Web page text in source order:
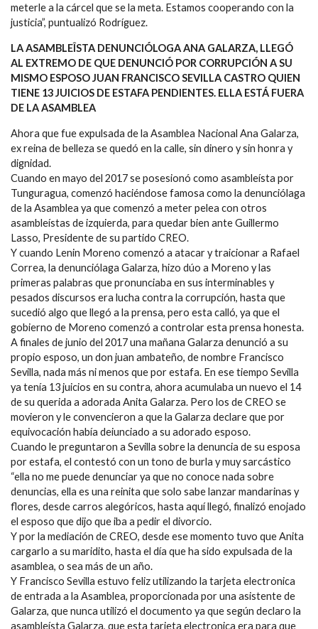
meterle a la cárcel que se la meta. Estamos cooperando con la
justicia”, puntualizó Rodríguez.
LA ASAMBLEÎSTA DENUNCIÓLOGA ANA GALARZA, LLEGÓ
AL EXTREMO DE QUE DENUNCIÓ POR CORRUPCIÓN A SU
MISMO ESPOSO JUAN FRANCISCO SEVILLA CASTRO QUIEN
TIENE 13 JUICIOS DE ESTAFA PENDIENTES. ELLA ESTÁ FUERA
DE LA ASAMBLEA
Ahora que fue expulsada de la Asamblea Nacional Ana Galarza,
ex reina de belleza se quedó en la calle, sin dinero y sin honra y
dignidad.
Cuando en mayo del 2017 se posesionó como asambleísta por
Tunguragua, comenzó haciéndose famosa como la denunciólaga
de la Asamblea ya que comenzó a meter pelea con otros
asambleístas de izquierda, para quedar bien ante Guillermo
Lasso, Presidente de su partido CREO.
Y cuando Lenin Moreno comenzó a atacar y traicionar a Rafael
Correa, la denunciólaga Galarza, hizo dúo a Moreno y las
primeras palabras que pronunciaba en sus interminables y
pesados discursos era lucha contra la corrupción, hasta que
sucedió algo que llegó a la prensa, pero esta calló, ya que el
gobierno de Moreno comenzó a controlar esta prensa honesta.
A finales de junio del 2017 una mañana Galarza denunció a su
propio esposo, un don juan ambateño, de nombre Francisco
Sevilla, nada más ni menos que por estafa. En ese tiempo Sevilla
ya tenía 13 juicios en su contra, ahora acumulaba un nuevo el 14
de su querida a adorada Anita Galarza. Pero los de CREO se
movieron y le convencieron a que la Galarza declare que por
equivocación había deiunciado a su adorado esposo.
Cuando le preguntaron a Sevilla sobre la denuncia de su esposa
por estafa, el contestó con un tono de burla y muy sarcástico
“ella no me puede denunciar ya que no conoce nada sobre
denuncias, ella es una reinita que solo sabe lanzar mandarinas y
flores, desde carros alegóricos, hasta aquí llegó, finalizó enojado
el esposo que dijo que iba a pedir el divorcio.
Y por la mediación de CREO, desde ese momento tuvo que Anita
cargarlo a su maridito, hasta el día que ha sido expulsada de la
asamblea, o sea más de un año.
Y Francisco Sevilla estuvo feliz utilizando la tarjeta electronica
de entrada a la Asamblea, proporcionada por una asistente de
Galarza, que nunca utilizó el documento ya que según declaro la
asambleísta Galarza, que esta tarjeta electronica era para que